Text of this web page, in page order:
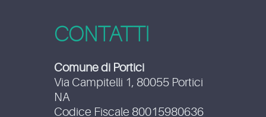
CONTATTI
Comune di Portici
Via Campitelli 1, 80055 Portici
NA
Codice Fiscale 80015980636